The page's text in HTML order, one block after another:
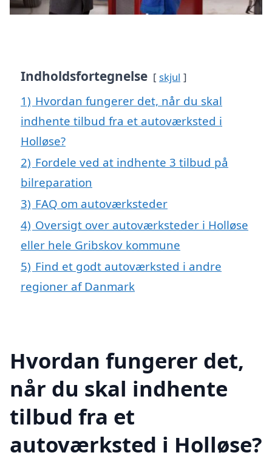
Indholdsfortegnelse skjul
1) Hvordan fungerer det, når du skal
indhente tilbud fra et autoværksted i
Holløse?
2) Fordele ved at indhente 3 tilbud på
bilreparation
3) FAQ om autoværksteder
4) Oversigt over autoværksteder i Holløse
eller hele Gribskov kommune
5) Find et godt autoværksted i andre
regioner af Danmark
Hvordan fungerer det,
når du skal indhente
tilbud fra et
autoværksted i Holløse?